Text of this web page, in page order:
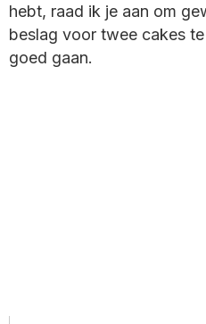
hebt, raad ik je aan om
beslag voor twee cakes
goed gaan.